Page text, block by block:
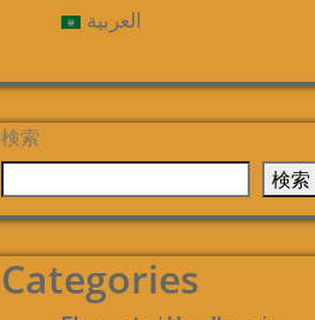
العربية
検索
検索
Categories